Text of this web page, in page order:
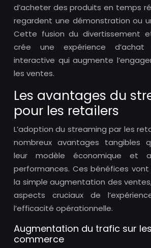
d’acheter des produits en temps
regardent une démonstration ou
Cette fusion du divertissement
crée une expérience
interactive qui augmente
les ventes.
Les avantages du
pour les retailers
L’adoption du streaming par les
nombreux avantages tangibles
leur modèle économique et
performances. Ces bénéfices
la simple augmentation des
aspects cruciaux de
l’efficacité opérationnelle.
Augmentation du trafic sur
commerce